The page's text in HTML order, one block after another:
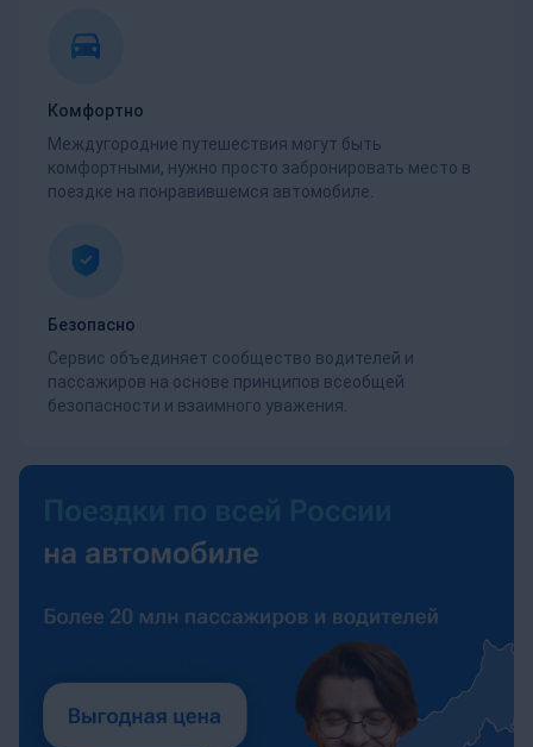
Комфортно
Междугородние путешествия могут быть
комфортными, нужно просто забронировать место в
поездке на понравившемся автомобиле.
Безопасно
Сервис объединяет сообщество водителей и
пассажиров на основе принципов всеобщей
безопасности и взаимного уважения.